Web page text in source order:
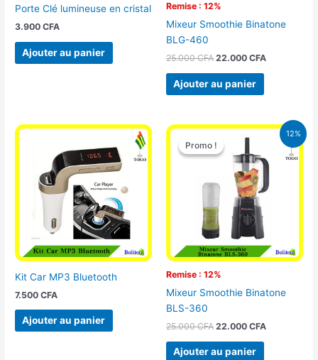
Porte Clé lumineuse en cristal
3.900CFA
Ajouter au panier
Remise : 12%
Mixeur Smoothie Binatone
BLG-460
25.000CFA 22.000 CFA
Ajouter au panier
Kit Car MP3 Bluetooth
7.500CFA
Ajouter au panier
12%
Promo !
Remise : 12%
Promo !
Mixeur Smoothie Binatone
BLS-360
25.000CFA
Le
prix
initial
était :
25.000 CFA.
22.000 CFA
Le
prix
actuel
est :
Ajouter au panier